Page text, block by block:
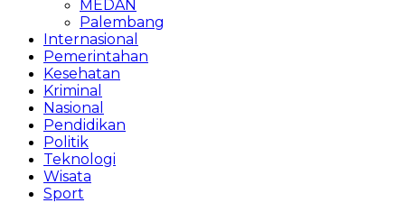
MEDAN
Palembang
Internasional
Pemerintahan
Kesehatan
Kriminal
Nasional
Pendidikan
Politik
Teknologi
Wisata
Sport